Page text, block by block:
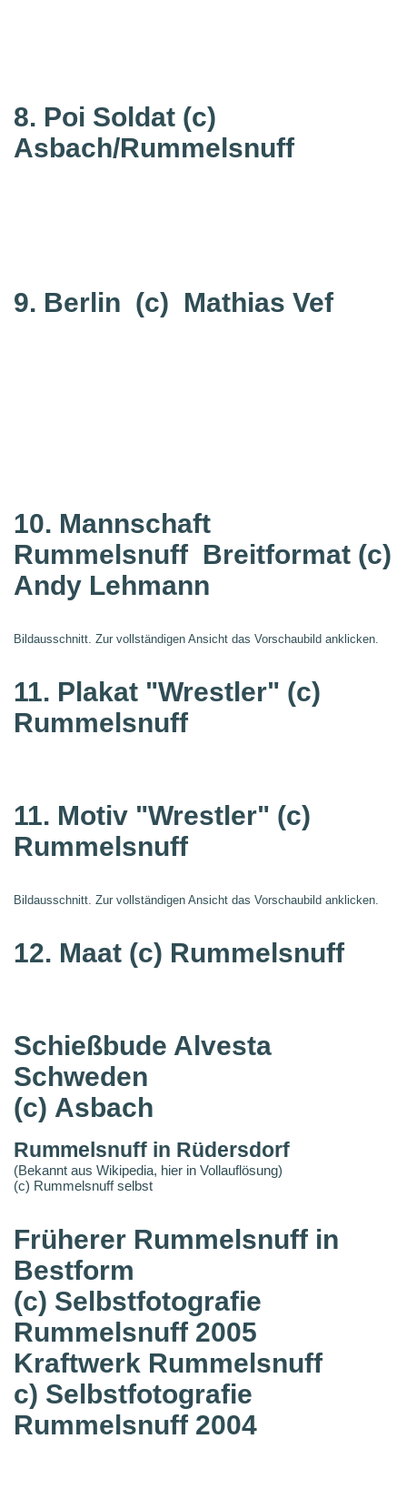
8. Poi Soldat (c)
Asbach/Rummelsnuff
9. Berlin (c) Mathias Vef
10. Mannschaft
Rummelsnuff Breitformat (c)
Andy Lehmann
Bildausschnitt. Zur vollständigen Ansicht das Vorschaubild anklicken.
11. Plakat "Wrestler" (c)
Rummelsnuff
11. Motiv "Wrestler" (c)
Rummelsnuff
Bildausschnitt. Zur vollständigen Ansicht das Vorschaubild anklicken.
12. Maat (c) Rummelsnuff
Schießbude Alvesta
Schweden
(c) Asbach
Rummelsnuff in Rüdersdorf
(Bekannt aus Wikipedia, hier in Vollauflösung)
(c) Rummelsnuff selbst
Früherer Rummelsnuff in
Bestform
(c) Selbstfotografie
Rummelsnuff 2005
Kraftwerk Rummelsnuff
c) Selbstfotografie
Rummelsnuff 2004